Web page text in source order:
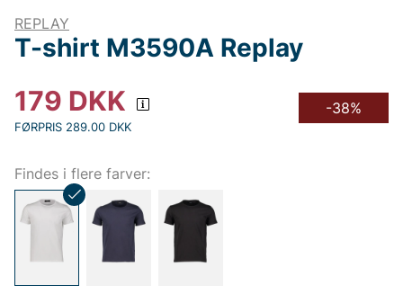
REPLAY
T-shirt M3590A Replay
179 DKK
FØRPRIS 289.00 DKK
-38%
Findes i flere farver: